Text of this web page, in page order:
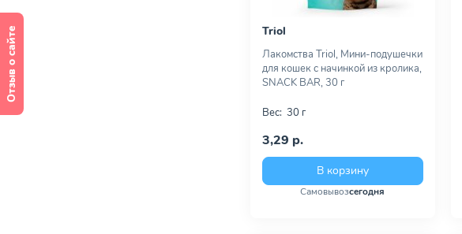
Triol
Лакомства Triol, Мини-подушечки
для кошек с начинкой из кролика,
SNACK BAR, 30 г
Вес: 30 г
3,29 р.
В корзину
Самовывозсегодня
Отзыв о сайте